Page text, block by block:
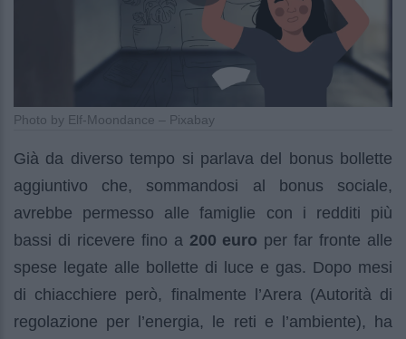
Photo by Elf-Moondance – Pixabay
Già da diverso tempo si parlava del bonus bollette
aggiuntivo che, sommandosi al bonus sociale,
avrebbe permesso alle famiglie con i redditi più
bassi di ricevere fino a200 euro per far fronte alle
spese legate alle bollette di luce e gas. Dopo mesi
di chiacchiere però, finalmente l’Arera (Autorità di
regolazione per l’energia, le reti e l’ambiente), ha